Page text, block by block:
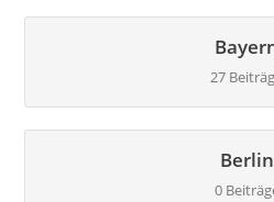
27
Berlin
0